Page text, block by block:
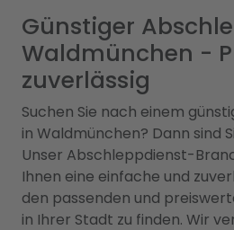
Günstiger
Waldmünchen -
zuverlässig
Suchen Sie nach einem
in Waldmünchen? Dann sind
Unser Abschleppdienst-
Ihnen eine einfache und
den passenden und
in Ihrer Stadt zu finden. Wir